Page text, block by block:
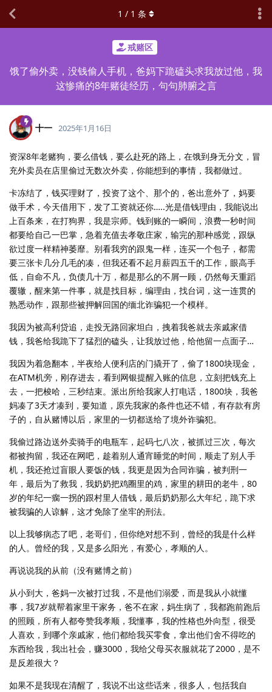
戒赌区
饿了偷外卖，没钱偷人手机，爸妈下跪磕头求我放过他，我
这惨痛的8年赌徒经历，句句肺腑之言
1 / 1 条
十一 2025年1月16日
资深8年老赌狗，要么借钱，要么赴死的路上，在饿到身无分文，冒
充外卖员在店里偷过无数次外卖，你能想到的事情，我都做过。
卡冻结了，钱买理财了，投资了这个、那个的，爸出意外了，妈要
做手术，今天借用下，发了工资就还你…..光是借钱理由，我能说出
上百条来，在打狗界，我是宗师。钱到账的一瞬间，浪费一秒时间
都要给自己一巴掌，急着充值去孝敬庄家，输完的那种感觉，跟纵
欲过度一样精神萎靡。别看我穷的跟鬼一样，连买一个包子，都需
要三张卡几分几毛的凑，但我还看不起月薪四五千的工作，眼高手
低，自命不凡，负债几十万，都是那么的不屑一顾，仍然每天重蹈
覆辙，醒来第一件事，就是找目标，编理由，找台词，这一连贯的
熟悉动作，跟那些被押解回国的缅北诈骗犯一个模样。
我因为被高利贷追，走投无路回家坦白，拽着我爸就去亲戚家借
钱，我爸给我跪下了猛烈的磕头，让我放过他，给他留一点面子…
我因为着急翻本，半夜给人便利店的门撬开了，偷了1800块现金，
在ATM机旁，刚存进去，看到网银提醒入账的信息，立刻把钱充上
去，一把梭哈，三秒结束。派出所给我家人打电话，1800块，我爸
妈凑了3天才凑到，要知道，原先我家的条件也还不错，有存款有房
子的，自从赌博以后，家里的一切都送给了境外诈骗犯。
我偷过路边送外卖骑手的电瓶车，起码七八次，被抓过三次，每次
都被拘留，我还在网吧，趁着别人通宵睡觉的时间，顺走了别人手
机，我还抢过盲眼人要饭的钱，我更是因为合同诈骗，被判刑一
年，最后为了救我，我奶奶把鸡圈里的鸡，家里的耕田的老牛，80
岁的年纪一瘸一拐的跟村里人借钱，最后奶奶那么大年纪，跪下求
被我骗的人谅解，这才免除了坐牢的刑法。
以上我够病态了吧，老哥们，但你绝对想不到，曾经的我是什么样
的人。曾经的我，又是多么阳光，有爱心，孝顺的人。
再说说我的从前（没有赌博之前）
从小到大，爸妈一次被打过我，不是他们溺爱，而是我从小就懂
事，我7岁就帮着家里干家务，爸不在家，妈生病了，我都跑前跑后
的照顾，所有人都夸赞我孝顺，我懂事，我的性格也外向型，很受
人喜欢，到哪个亲戚家，他们都给我买零食，拿出他们舍不得吃的
东西给我，我出社会，赚3000，我给父母买衣服就花了2000，是不
是反差很大？
如果不是我现在清醒了，我说不出这些话来，很多人，包括我自